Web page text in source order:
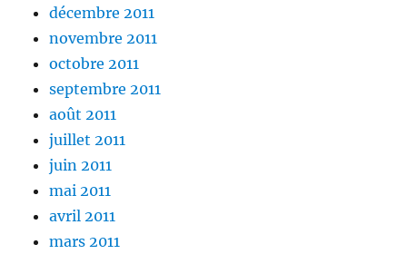
décembre 2011
novembre 2011
octobre 2011
septembre 2011
août 2011
juillet 2011
juin 2011
mai 2011
avril 2011
mars 2011